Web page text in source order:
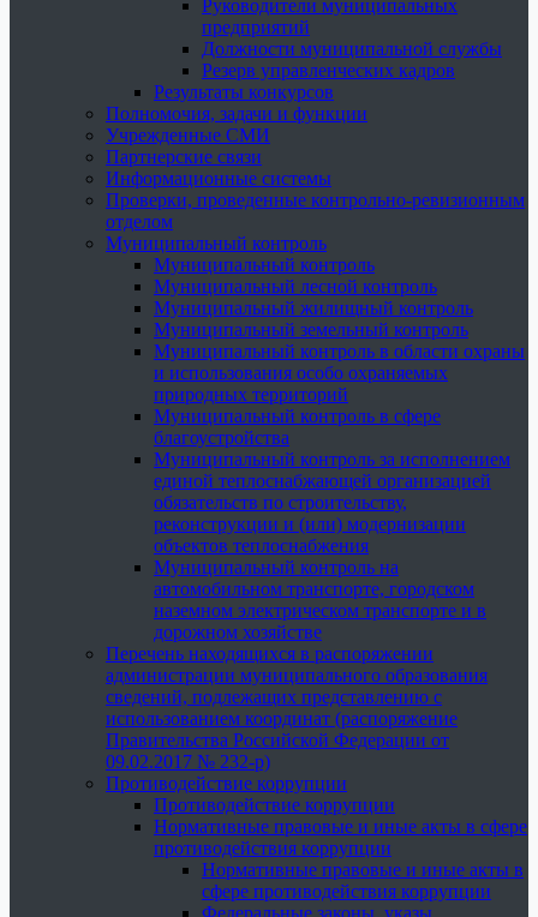
Руководители муниципальных
предприятий
Должности муниципальной службы
Резерв управленческих кадров
Результаты конкурсов
Полномочия, задачи и функции
Учрежденные СМИ
Партнерские связи
Информационные системы
Проверки, проведенные контрольно-ревизионным
отделом
Муниципальный контроль
Муниципальный контроль
Муниципальный лесной контроль
Муниципальный жилищный контроль
Муниципальный земельный контроль
Муниципальный контроль в области охраны
и использования особо охраняемых
природных территорий
Муниципальный контроль в сфере
благоустройства
Муниципальный контроль за исполнением
единой теплоснабжающей организацией
обязательств по строительству,
реконструкции и (или) модернизации
объектов теплоснабжения
Муниципальный контроль на
автомобильном транспорте, городском
наземном электрическом транспорте и в
дорожном хозяйстве
Перечень находящихся в распоряжении
администрации муниципального образования
сведений, подлежащих представлению с
использованием координат (распоряжение
Правительства Российской Федерации от
09.02.2017 № 232-р)
Противодействие коррупции
Противодействие коррупции
Нормативные правовые и иные акты в сфере
противодействия коррупции
Нормативные правовые и иные акты в
сфере противодействия коррупции
Федеральные законы, указы